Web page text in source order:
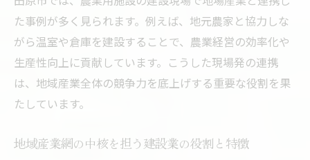
産業ネットワーク拡大に寄与する建設業の
力
た事例が多く見られます。例えば、地元農家と協力しな
がら温室や倉庫を建設することで、農業経営の効率化や
生産性向上に貢献しています。こうした現場発の連携
は、地域産業全体の競争力を底上げする重要な役割を果
たしています。
地域産業網の中核を担う建設業の役割と特徴